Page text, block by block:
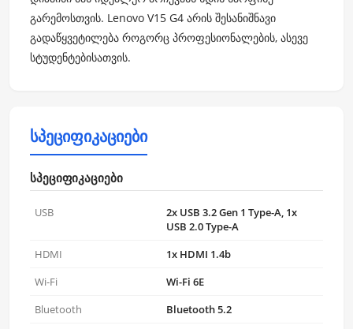
გარემოსთვის. Lenovo V15 G4 არის შესანიშნავი
გადაწყვეტილება როგორც პროფესიონალების, ასევე
სტუდენტებისათვის.
სპეციფიკაციები
სპეციფიკაციები
USB
2x USB 3.2 Gen 1 Type-A, 1x
USB 2.0 Type-A
HDMI
1x HDMI 1.4b
Wi-Fi
Wi-Fi 6E
Bluetooth
Bluetooth 5.2